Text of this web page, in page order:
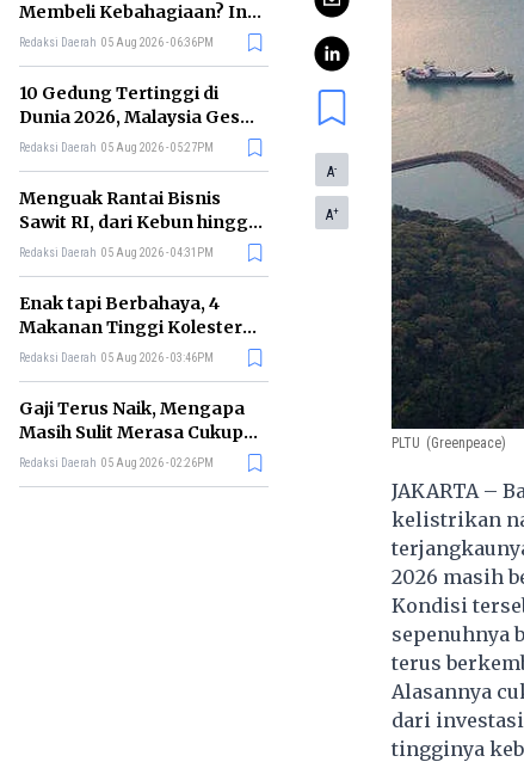
Membeli Kebahagiaan? Ini
Penjelasan Ilmu Ekonomi
Redaksi Daerah 05 Aug 2026 - 06:36PM
10 Gedung Tertinggi di
Dunia 2026, Malaysia Geser
China ke Posisi Kedua
Redaksi Daerah 05 Aug 2026 - 05:27PM
Menguak Rantai Bisnis
Sawit RI, dari Kebun hingga
Jadi Minyak Goreng
Redaksi Daerah 05 Aug 2026 - 04:31PM
Enak tapi Berbahaya, 4
Makanan Tinggi Kolesterol
Ini Sebaiknya Dibatasi
Redaksi Daerah 05 Aug 2026 - 03:46PM
Gaji Terus Naik, Mengapa
Masih Sulit Merasa Cukup?
Ini Penjelasannya
Redaksi Daerah 05 Aug 2026 - 02:26PM
A-
A+
PLTU (Greenpeace)
JAKARTA –
kelistrikan
2026 masih
Kondisi
sepenuhnya
terus
Alasannya
dari
tingginya